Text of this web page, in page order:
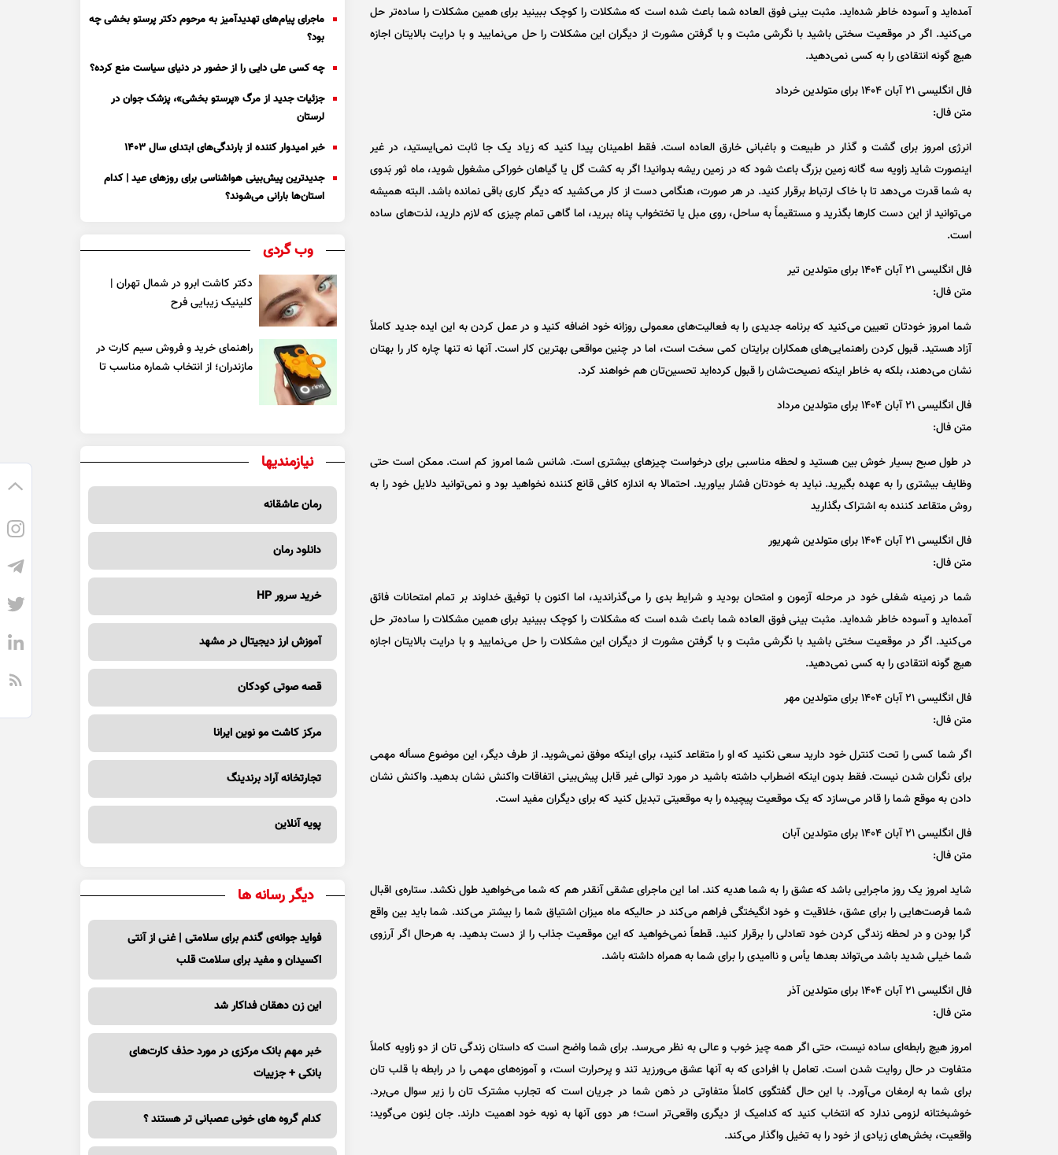
آمده‌اید و آسوده خاطر شده‌اید. مثبت بینی فوق العاده شما باعث شده است که مشکلات را کوچک ببینید برای همین مشکلات را ساده‌تر حل
می‌کنید. اگر در موقعیت سختی باشید با نگرشی مثبت و با گرفتن مشورت از دیگران این مشکلات را حل می‌نمایید و با درایت بالایتان اجازه
هیچ گونه انتقادی را به کسی نمی‌دهید.
فال انگلیسی ۲۱ آبان ۱۴۰۴ برای متولدین خرداد
متن فال:
انرژی امروز برای گشت و گذار در طبیعت و باغبانی خارق العاده است. فقط اطمینان پیدا کنید که زیاد یک جا ثابت نمی‌ایستید، در غیر
اینصورت شاید زاویه سه گانه زمین بزرگ باعث شود که در زمین ریشه بدوانید! اگر به کشت گل یا گیاهان خوراکی مشغول شوید، ماه ثور بَدوی
به شما قدرت می‌دهد تا با خاک ارتباط برقرار کنید. در هر صورت، هنگامی دست از کار می‌کشید که دیگر کاری باقی نمانده باشد. البته همیشه
می‌توانید از این دست کار‌ها بگذرید و مستقیماً به ساحل، روی مبل یا تختخواب پناه ببرید، اما گاهی تمام چیزی که لازم دارید، لذت‌های ساده
است.
فال انگلیسی ۲۱ آبان ۱۴۰۴ برای متولدین تیر
متن فال:
شما امروز خودتان تعیین می‌کنید که برنامه جدیدی را به فعالیت‌های معمولی روزانه خود اضافه کنید و در عمل کردن به این ایده جدید کاملاً
آزاد هستید. قبول کردن راهنمایی‌های همکاران برایتان کمی سخت است، اما در چنین مواقعی بهترین کار است. آنها نه تنها چاره کار را بهتان
نشان می‌دهند، بلکه به خاطر اینکه نصیحت‌شان را قبول کرده‌اید تحسین‌تان هم خواهند کرد.
فال انگلیسی ۲۱ آبان ۱۴۰۴ برای متولدین مرداد
متن فال:
در طول صبح بسیار خوش بین هستید و لحظه مناسبی برای درخواست چیز‌های بیشتری است. شانس شما امروز کم است. ممکن است حتی
وظایف بیشتری را به عهده بگیرید. نباید به خودتان فشار بیاورید. احتمالا به اندازه کافی قانع کننده نخواهید بود و نمی‌توانید دلایل خود را به
روش متقاعد کننده به اشتراک بگذارید
فال انگلیسی ۲۱ آبان ۱۴۰۴ برای متولدین شهریور
متن فال:
شما در زمینه شغلی خود در مرحله آزمون و امتحان بودید و شرایط بدی را می‌گذراندید، اما اکنون با توفیق خداوند بر تمام امتحانات فائق
آمده‌اید و آسوده خاطر شده‌اید. مثبت بینی فوق العاده شما باعث شده است که مشکلات را کوچک ببینید برای همین مشکلات را ساده‌تر حل
می‌کنید. اگر در موقعیت سختی باشید با نگرشی مثبت و با گرفتن مشورت از دیگران این مشکلات را حل می‌نمایید و با درایت بالایتان اجازه
هیچ گونه انتقادی را به کسی نمی‌دهید.
فال انگلیسی ۲۱ آبان ۱۴۰۴ برای متولدین مهر
متن فال:
اگر شما کسی را تحت کنترل خود دارید سعی نکنید که او را متقاعد کنید، برای اینکه موفق نمی‌شوید. از طرف دیگر، این موضوع مسأله مهمی
برای نگران شدن نیست. فقط بدون اینکه اضطراب داشته باشید در مورد توالی غیر قابل پیش‌بینی اتفاقات واکنش نشان بدهید. واکنش نشان
دادن به موقع شما را قادر می‌سازد که یک موقعیت پیچیده را به موقعیتی تبدیل کنید که برای دیگران مفید است.
فال انگلیسی ۲۱ آبان ۱۴۰۴ برای متولدین آبان
متن فال:
شاید امروز یک روز ماجرایی باشد که عشق را به شما هدیه کند. اما این ماجرای عشقی آنقدر هم که شما می‌خواهید طول نکشد. ستاره‌ی اقبال
شما فرصت‌هایی را برای عشق، خلاقیت و خود انگیختگی فراهم می‌کند در حالیکه ماه میزان اشتیاق شما را بیشتر می‌کند. شما باید بین واقع
گرا بودن و در لحظه زندگی کردن خود تعادلی را برقرار کنید. قطعاً نمی‌خواهید که این موقعیت جذاب را از دست بدهید. به هرحال اگر آرزوی
شما خیلی شدید باشد می‌تواند بعد‌ها یأس و ناامیدی را برای شما به همراه داشته باشد.
فال انگلیسی ۲۱ آبان ۱۴۰۴ برای متولدین آذر
متن فال:
امروز هیچ رابطه‌ای ساده نیست، حتی اگر همه چیز خوب و عالی به نظر می‌رسد. برای شما واضح است که داستان زندگی تان از دو زاویه کاملاً
متفاوت در حال روایت شدن است. تعامل با افرادی که به آنها عشق می‌ورزید تند و پرحرارت است، و آموزه‌های مهمی را در رابطه با قلب تان
برای شما به ارمغان می‌آورد. با این حال گفتگوی کاملاً متفاوتی در ذهن شما در جریان است که تجارب مشترک تان را زیر سوال می‌برد.
خوشبختانه لزومی ندارد که انتخاب کنید که کدامیک از دیگری واقعی‌تر است؛ هر دوی آنها به نوبه خود اهمیت دارند. جان لِنون می‌گوید:
واقعیت، بخش‌های زیادی از خود را به تخیل واگذار می‌کند.
ماجرای پیام‌های تهدیدآمیز به مرحوم دکتر پرستو بخشی چه
بود؟
چه کسی علی دایی را از حضور در دنیای سیاست منع کرده؟
جزئیات جدید از مرگ «پرستو بخشی»، پزشک جوان در
لرستان
خبر امیدوار کننده از بارندگی‌های ابتدای سال ۱۴۰۳
جدیدترین پیش‌بینی هواشناسی برای روزهای عید | کدام
استان‌ها بارانی می‌شوند؟
وب گردی
دکتر کاشت ابرو در شمال تهران |
کلینیک زیبایی فرح
راهنمای خرید و فروش سیم کارت در
مازندران؛ از انتخاب شماره مناسب تا
نیازمندیها
رمان عاشقانه
دانلود رمان
خرید سرور HP
آموزش ارز دیجیتال در مشهد
قصه صوتی کودکان
مرکز کاشت مو نوین ایرانا
تجارتخانه آراد برندینگ
پویه آنلاین
دیگر رسانه ها
فواید جوانه‌ی گندم برای سلامتی | غنی از آنتی
اکسیدان و مفید برای سلامت قلب
این زن دهقان فداکار شد
خبر مهم بانک مرکزی در مورد حذف کارت‌های
بانکی + جزییات
کدام گروه های خونی عصبانی تر هستند ؟